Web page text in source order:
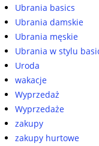
Ubrania basics
Ubrania damskie
Ubrania męskie
Ubrania w stylu
Uroda
wakacje
Wyprzedaż
Wyprzedaże
zakupy
zakupy hurtowe